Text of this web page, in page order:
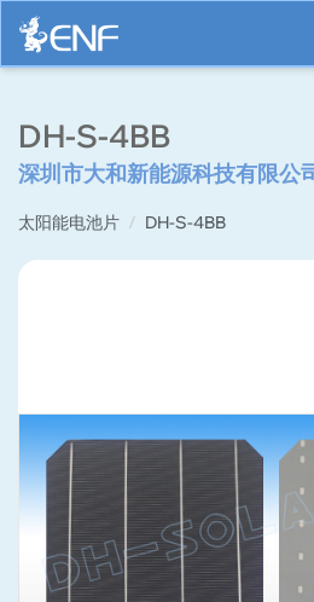
DH-S-4BB
深圳市大和新能源科技有限公
太阳能电池片 DH-S-4BB